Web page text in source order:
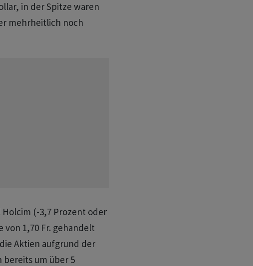
in der Spitze waren
mehrheitlich noch
(-3,7 Prozent oder
von 1,70 Fr. gehandelt
Aktien aufgrund der
um über 5